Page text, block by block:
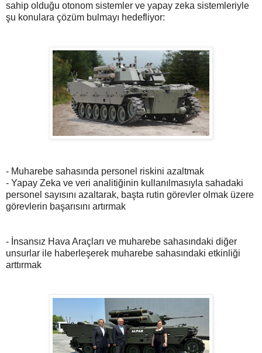
sahip olduğu otonom sistemler ve yapay zeka sistemleriyle
şu konulara çözüm bulmayı hedefliyor:
- Muharebe sahasında personel riskini azaltmak
- Yapay Zeka ve veri analitiğinin kullanılmasıyla sahadaki
personel sayısını azaltarak, başta rutin görevler olmak üzere
görevlerin başarısını artırmak
- İnsansız Hava Araçları ve muharebe sahasındaki diğer
unsurlar ile haberleşerek muharebe sahasındaki etkinliği
arttırmak